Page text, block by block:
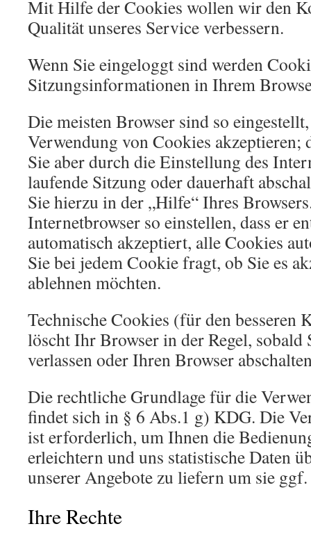
Mit Hilfe der Cookies wollen wir den
Qualität unseres Service verbessern.
Wenn Sie eingeloggt sind werden
Sitzungsinformationen in Ihrem
Die meisten Browser sind so
Verwendung von Cookies akzeptieren;
Sie aber durch die Einstellung des
laufende Sitzung oder dauerhaft
Sie hierzu in der „Hilfe“ Ihres
Internetbrowser so einstellen, dass er
automatisch akzeptiert, alle Cookies
Sie bei jedem Cookie fragt, ob Sie es
ablehnen möchten.
Technische Cookies (für den besseren
löscht Ihr Browser in der Regel, sobald
verlassen oder Ihren Browser
Die rechtliche Grundlage für die
findet sich in § 6 Abs.1 g) KDG. Die
ist erforderlich, um Ihnen die
erleichtern und uns statistische Daten
unserer Angebote zu liefern um sie
Ihre Rechte